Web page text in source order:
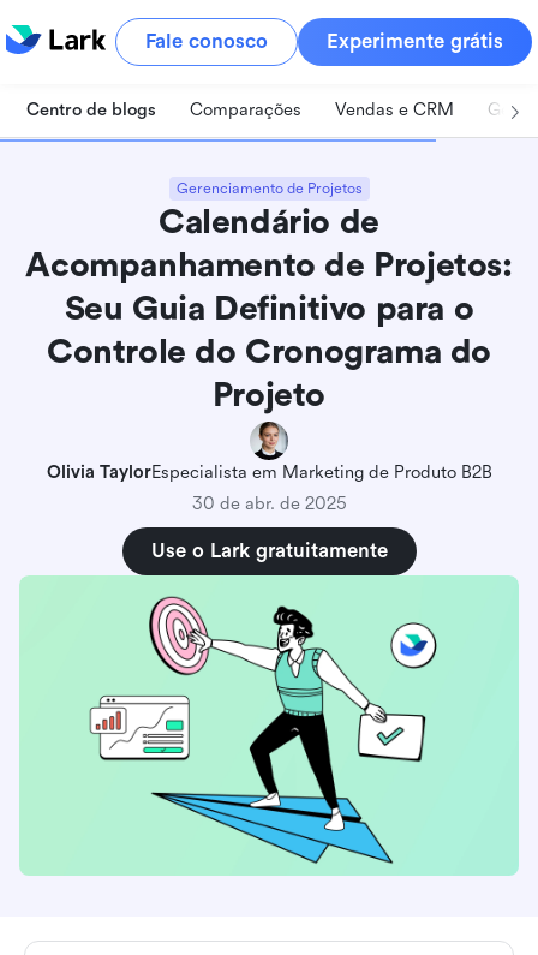
Fale conosco Experimente grátis
Centro de blogs Comparações Vendas e CRM
Gerenciamento de Projetos
Calendário de
Acompanhamento de Projetos:
Seu Guia Definitivo para o
Controle do Cronograma do
Projeto
Olivia TaylorEspecialista em Marketing de Produto B2B
30 de abr. de 2025
Use o Lark gratuitamente
O que é um calendário de acompanhamento de
projetos?
Tipos de calendários de acompanhamento de
de projetos
Dicas para criar um calendário eficaz de
acompanhamento de projetos
Fazendo do seu calendário de acompanhamento
de projetos uma parte viva da equipe
5 modelos gratuitos de calendário para
acompanhamento de projetos
2. Calendário de Conteúdo